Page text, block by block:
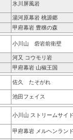
氷川屏風岩
湯河原幕岩 桃源郷
甲府幕岩 豊穣の森
小川山 砦岩前衛壁
河又 コウモリ岩
甲府幕岩 山椒王国
佐久 たそがれ
池田フェイス
小川山 ストリームサイ
甲府幕岩 メルヘンラン